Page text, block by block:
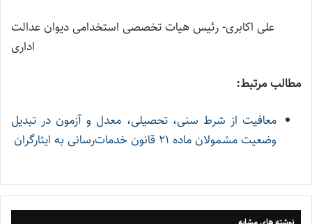
علی اکابری- رئیس هیات تخصصی استخدامی دیوان عدالت
اداری
مطالب مرتبط:
معافیت از شرط سنی، تحصیلی، معدل و آزمون در تبدیل
وضعیت مشمولان ماده ۲۱ قانون خدمات‌رسانی به ایثارگران